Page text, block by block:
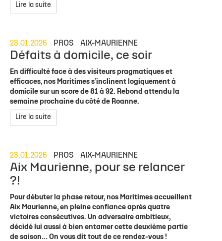
Lire la suite
23.01.2026 PROS AIX-MAURIENNE
Défaits à domicile, ce soir
En difficulté face à des visiteurs pragmatiques et
efficaces, nos Maritimes s’inclinent logiquement à
domicile sur un score de 81 à 92. Rebond attendu la
semaine prochaine du côté de Roanne.
Lire la suite
23.01.2026 PROS AIX-MAURIENNE
Aix Maurienne, pour se relancer
?!
Pour débuter la phase retour, nos Maritimes accueillent
Aix Maurienne, en pleine confiance après quatre
victoires consécutives. Un adversaire ambitieux,
décidé lui aussi à bien entamer cette deuxième partie
de saison... On vous dit tout de ce rendez-vous !